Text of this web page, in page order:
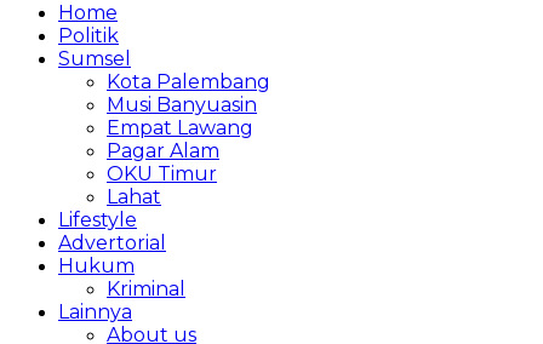
Home
Politik
Sumsel
Kota Palembang
Musi Banyuasin
Empat Lawang
Pagar Alam
OKU Timur
Lahat
Lifestyle
Advertorial
Hukum
Kriminal
Lainnya
About us